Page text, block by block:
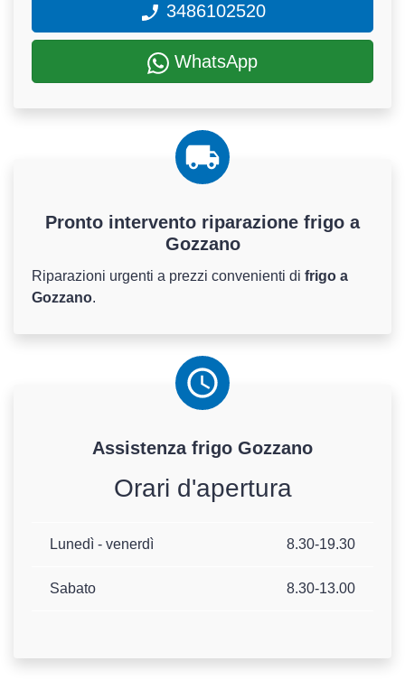
3486102520
WhatsApp
Pronto intervento riparazione frigo a
Gozzano
Riparazioni urgenti a prezzi convenienti di frigo a
Gozzano.
Assistenza frigo Gozzano
Orari d'apertura
Lunedì - venerdì 8.30-19.30
Sabato 8.30-13.00